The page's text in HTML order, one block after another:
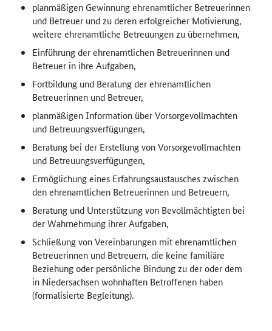
planmäßigen Gewinnung ehrenamtlicher Betreuerinnen
und Betreuer und zu deren erfolgreicher Motivierung,
weitere ehrenamtliche Betreuungen zu übernehmen,
Einführung der ehrenamtlichen Betreuerinnen und
Betreuer in ihre Aufgaben,
Fortbildung und Beratung der ehrenamtlichen
Betreuerinnen und Betreuer,
planmäßigen Information über Vorsorgevollmachten
und Betreuungsverfügungen,
Beratung bei der Erstellung von Vorsorgevollmachten
und Betreuungsverfügungen,
Ermöglichung eines Erfahrungsaustausches zwischen
den ehrenamtlichen Betreuerinnen und Betreuern,
Beratung und Unterstützung von Bevollmächtigten bei
der Wahrnehmung ihrer Aufgaben,
Schließung von Vereinbarungen mit ehrenamtlichen
Betreuerinnen und Betreuern, die keine familiäre
Beziehung oder persönliche Bindung zu der oder dem
in Niedersachsen wohnhaften Betroffenen haben
(formalisierte Begleitung).